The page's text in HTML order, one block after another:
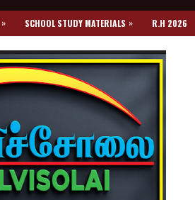
» SCHOOL STUDY MATERIALS » R.H 2026